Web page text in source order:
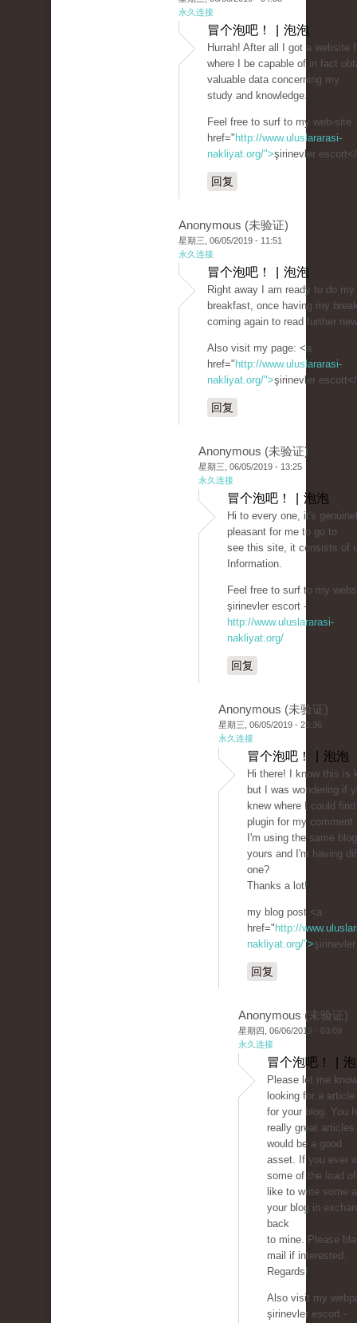
永久连接
冒个泡吧！ | 泡泡
Hurrah! After all I got a website
where I be capable of in fact
valuable data concerning my
study and knowledge.
Feel free to surf to my web-site
href=" http://www.uluslararasi-
nakliyat.org/">şirinevler
回复
Anonymous (未验证)
星期三, 06/05/2019 - 11:51
永久连接
冒个泡吧！ | 泡泡
Right away I am ready to do my
breakfast, once having my
coming again to read further
Also visit my page: <a
href=" http://www.uluslararasi-
nakliyat.org/">şirinevler
回复
Anonymous (未验证)
星期三, 06/05/2019 - 13:25
永久连接
冒个泡吧！ | 泡泡
Hi to every one, it's
pleasant for me to go to
see this site, it consists of
Information.
Feel free to surf to my
şirinevler escort -
http://www.uluslararasi-
nakliyat.org/
回复
Anonymous (未验证)
星期三, 06/05/2019 - 23:36
永久连接
冒个泡吧！ | 泡泡
Hi there! I know this is
but I was wondering if
knew where I could
plugin for my comment
I'm using the same
yours and I'm having
one?
Thanks a lot!
my blog post <a
href=" http://
nakliyat.org/">
回复
Anonymous (未验证)
星期四, 06/06/2019 - 03:09
永久连接
冒个泡吧！ |
Please let me
looking for a
for your blog. You
really great
would be a good
asset. If you ever
some of the load
like to write some
your blog in
back
to mine. Please
mail if interested.
Regards!
Also visit my
şirinevler escort -